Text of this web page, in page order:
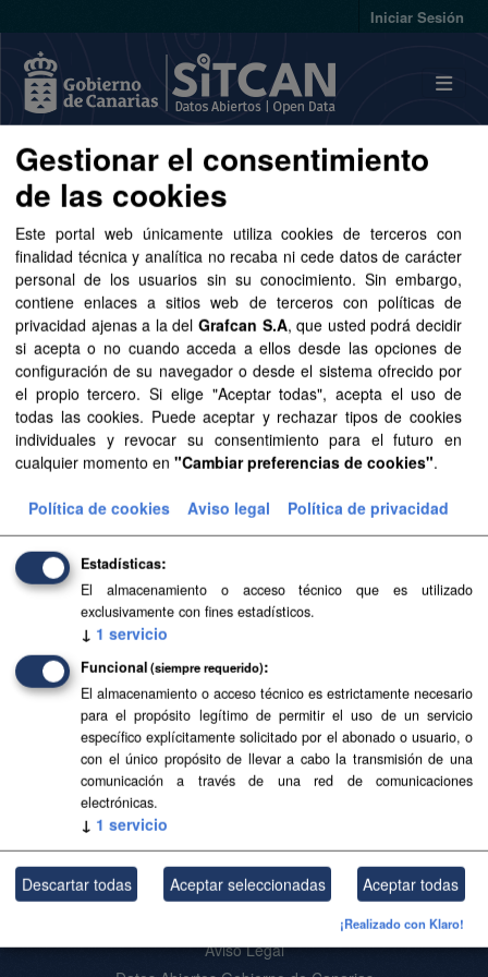
Iniciar Sesión
Conjuntos de datos
Ordenar por
1 conjunto de datos encontrado
Grupos: Sector público
Organizaciones:
GRAFCAN
Licencias:
Aviso Legal del SITCAN
Formatos:
CSV Etiquetas:
cartografía
Filtrar Resultados
Base Topográfica a escala 1:5.000 de Canarias
(2004-2006)
Base Topográfica a escala 1:5.000 de Canarias (2004-
2006)
SHP SpatiaLite
Usted también puede acceder a este registro utilizando los
API Docs ).
Acerca de SITCAN Open Data
Aviso Legal
Gestionar el consentimiento
de las cookies
Este portal web únicamente utiliza cookies de terceros con
finalidad técnica y analítica no recaba ni cede datos de carácter
personal de los usuarios sin su conocimiento. Sin embargo,
contiene enlaces a sitios web de terceros con políticas de
privacidad ajenas a la del Grafcan S.A, que usted podrá decidir
si acepta o no cuando acceda a ellos desde las opciones de
configuración de su navegador o desde el sistema ofrecido por
el propio tercero. Si elige "Aceptar todas", acepta el uso de
todas las cookies. Puede aceptar y rechazar tipos de cookies
individuales y revocar su consentimiento para el futuro en
cualquier momento en "Cambiar preferencias de cookies".
Política de cookies Aviso legal Política de privacidad
Estadísticas
El almacenamiento o acceso técnico que es utilizado
exclusivamente con fines estadísticos.
↓ 1 servicio
Funcional (siempre requerido)
El almacenamiento o acceso técnico es estrictamente necesario
para el propósito legítimo de permitir el uso de un servicio
específico explícitamente solicitado por el abonado o usuario, o
con el único propósito de llevar a cabo la transmisión de una
comunicación a través de una red de comunicaciones
electrónicas.
↓ 1 servicio
Descartar todas Aceptar seleccionadas Aceptar todas
¡Realizado con Klaro!